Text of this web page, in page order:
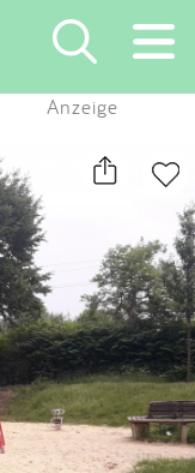
×
Anzeige